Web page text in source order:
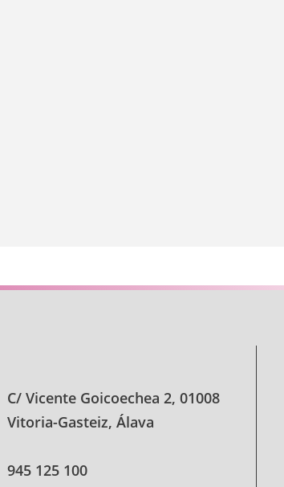
C/ Vicente Goicoechea 2, 01008
Vitoria-Gasteiz, Álava
945 125 100